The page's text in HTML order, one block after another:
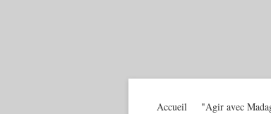
Accueil "Agir avec